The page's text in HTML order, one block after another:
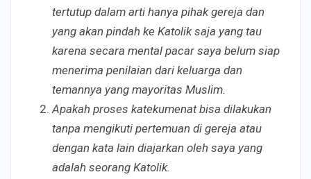
tertutup dalam arti hanya pihak gereja dan
yang akan pindah ke Katolik saja yang tau
karena secara mental pacar saya belum siap
menerima penilaian dari keluarga dan
temannya yang mayoritas Muslim.
Apakah proses katekumenat bisa dilakukan
tanpa mengikuti pertemuan di gereja atau
dengan kata lain diajarkan oleh saya yang
adalah seorang Katolik.